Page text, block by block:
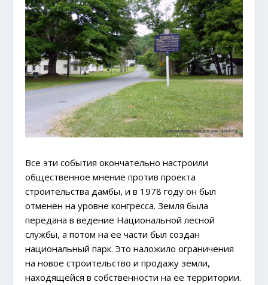
Все эти события окончательно настроили
общественное мнение против проекта
строительства дамбы, и в 1978 году он был
отменен на уровне конгресса. Земля была
передана в ведение Национальной лесной
службы, а потом на ее части был создан
национальный парк. Это наложило ограничения
на новое строительство и продажу земли,
находящейся в собственности на ее территории.